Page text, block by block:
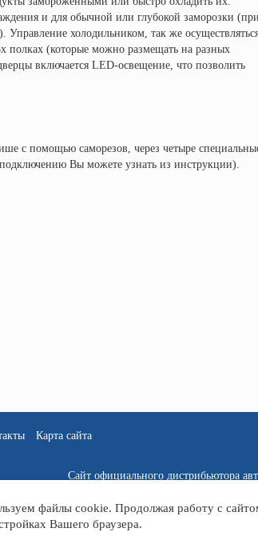
и для обычной или глубокой заморозки (при
холодильником, так же
полках (которые можно размещать на разных
включается LED-освещение, что позволить
с помощью саморезов, через четыре
Вы можете узнать из инструкции).
Карта сайта
Сайт официального дистрибьютора
файлы cookie. Продолжая работу с
Вашего браузера.